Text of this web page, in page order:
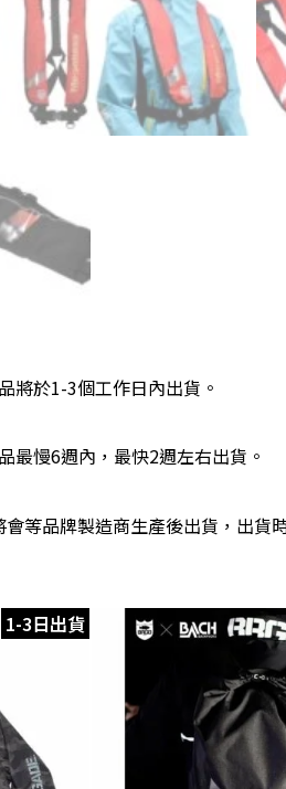
於1-3個工作日內出貨。
慢6週內，最快2週左右出貨。
等品牌製造商生產後出貨，出貨
1-3日出貨